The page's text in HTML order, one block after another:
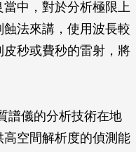
中，對於分析極限上
法來講，使用波長較
秒或費秒的雷射，將
譜儀的分析技術在地
空間解析度的偵測能